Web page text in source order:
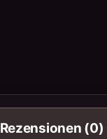
Rezensionen (0)